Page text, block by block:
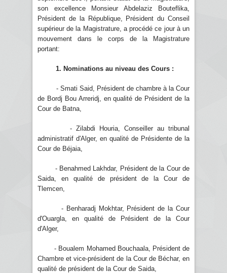
son excellence Monsieur Abdelaziz Bouteflika,
Président de la République, Président du Conseil
supérieur de la Magistrature, a procédé ce jour à un
mouvement dans le corps de la Magistrature
portant:
1. Nominations au niveau des Cours :
- Smati Said, Président de chambre à la Cour
de Bordj Bou Arreridj, en qualité de Président de la
Cour de Batna,
- Zilabdi Houria, Conseiller au tribunal
administratif d'Alger, en qualité de Présidente de la
Cour de Béjaia,
- Benahmed Lakhdar, Président de la Cour de
Saida, en qualité de président de la Cour de
Tlemcen,
- Benharadj Mokhtar, Président de la Cour
d'Ouargla, en qualité de Président de la Cour
d'Alger,
- Boualem Mohamed Bouchaala, Président de
Chambre et vice-président de la Cour de Béchar, en
qualité de président de la Cour de Saida,